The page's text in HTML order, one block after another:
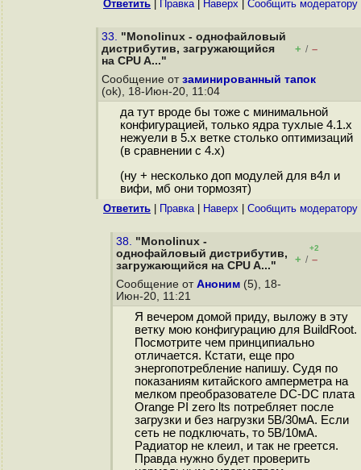
Ответить Правка| Наверх Cообщить модератору
33. "Monolinux - однофайловый
дистрибутив, загружающийся
на CPU A..."
+ / –
Сообщение от заминированный тапок
(ok), 18-Июн-20, 11:04
да тут вроде бы тоже с минимальной
конфигурацией, только ядра тухлые 4.1.x
нежуели в 5.x ветке столько оптимизаций
(в сравнении с 4.x)
(ну + несколько доп модулей для в4л и
вифи, мб они тормозят)
Ответить Правка| Наверх Cообщить модератору
38. "Monolinux -
однофайловый дистрибутив,
загружающийся на CPU A..."
+2
+ / –
Сообщение от Аноним (5), 18-
Июн-20, 11:21
Я вечером домой приду, выложу в эту
ветку мою конфигурацию для BuildRoot.
Посмотрите чем принципиально
отличается. Кстати, еще про
энергопотребление напишу. Судя по
показаниям китайского амперметра на
мелком преобразователе DC-DC плата
Orange PI zero lts потребляет после
загрузки и без нагрузки 5В/30мА. Если
сеть не подключать, то 5В/10мА.
Радиатор не клеил, и так не греется.
Правда нужно будет проверить